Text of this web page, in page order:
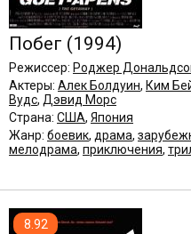
Побег (1994)
Режиссер: Роджер
Актеры: Алек Болдуин, Ким
Вудс, Дэвид Морс
Страна: США, Япония
Жанр: боевик, драма,
мелодрама, приключения,
8.92